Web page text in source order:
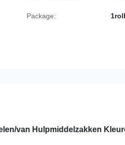
Package:
van Hulpmiddelzakken